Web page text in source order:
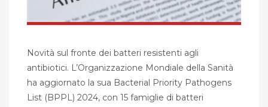
Novità sul fronte dei batteri resistenti agli
antibiotici. L’Organizzazione Mondiale della Sanità
ha aggiornato la sua Bacterial Priority Pathogens
List (BPPL) 2024, con 15 famiglie di batteri